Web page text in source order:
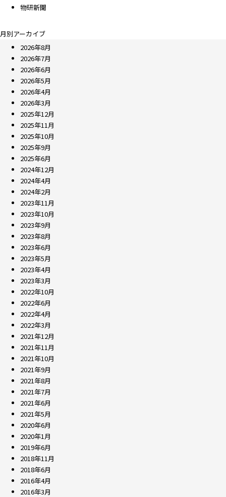
物研新聞
月別アーカイブ
2026年8月
2026年7月
2026年6月
2026年5月
2026年4月
2026年3月
2025年12月
2025年11月
2025年10月
2025年9月
2025年6月
2024年12月
2024年4月
2024年2月
2023年11月
2023年10月
2023年9月
2023年8月
2023年6月
2023年5月
2023年4月
2023年3月
2022年10月
2022年6月
2022年4月
2022年3月
2021年12月
2021年11月
2021年10月
2021年9月
2021年8月
2021年7月
2021年6月
2021年5月
2020年6月
2020年1月
2019年6月
2018年11月
2018年6月
2016年4月
2016年3月